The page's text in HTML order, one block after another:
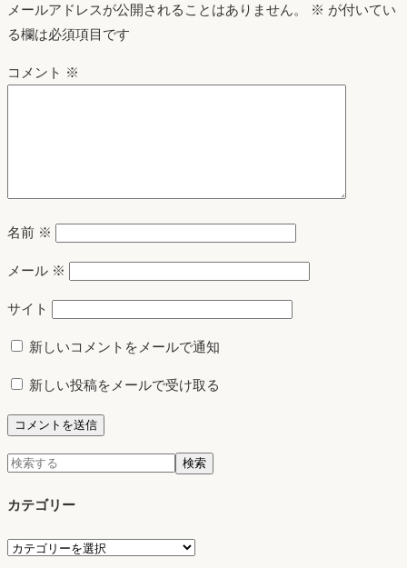
メールアドレスが公開されることはありません。 ※ が付いてい
る欄は必須項目です
コメント ※
名前 ※
メール ※
サイト
新しいコメントをメールで通知
新しい投稿をメールで受け取る
検
検索
カテゴリー
カ